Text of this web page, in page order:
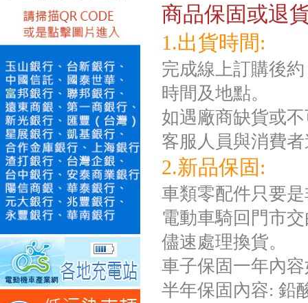
商品保固或退
1.出貨時間:
完成線上訂購後
時間及地點。
如遇廠商缺貨或
客服人員與消費
2.新品保固:
車類零配件只要
電動車騎回門市
儘速處理換貨。
車子保固一年
半年保固內容: 鉛